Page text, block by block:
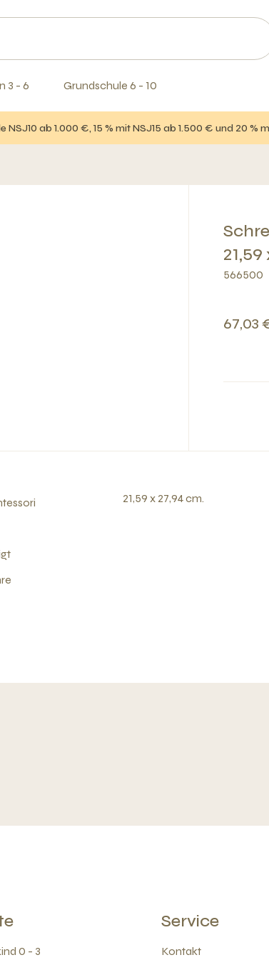
3 - 6 Grundschule 6 - 10
NSJ10 ab 1.000 €, 15 % mit NSJ15 ab 1.500 € und 20
566500
67,03
21,59 x 27,94 cm.
0 - 3
Service
Kontakt